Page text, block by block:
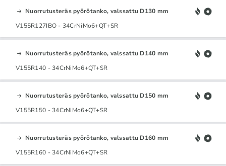
Nuorrutusteräs pyörötanko, valssattu D130 mm
V155R127IBO - 34CrNiMo6+QT+SR
Nuorrutusteräs pyörötanko, valssattu D140 mm
V155R140 - 34CrNiMo6+QT+SR
Nuorrutusteräs pyörötanko, valssattu D150 mm
V155R150 - 34CrNiMo6+QT+SR
Nuorrutusteräs pyörötanko, valssattu D160 mm
V155R160 - 34CrNiMo6+QT+SR